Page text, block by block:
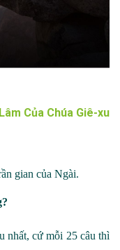
Của Chúa Giê-xu
gian của Ngài.
nhất, cứ mỗi 25 câu thì